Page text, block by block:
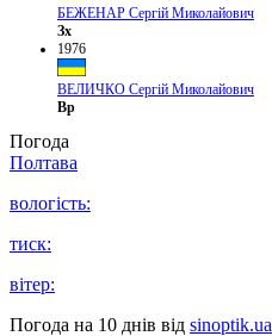
БЕЖЕНАР Сергій Миколайович
Зх
1976
ВЕЛИЧКО Сергій Миколайович
Вр
Погода
Полтава
вологість:
тиск:
вітер:
Погода на 10 днів від sinoptik.ua